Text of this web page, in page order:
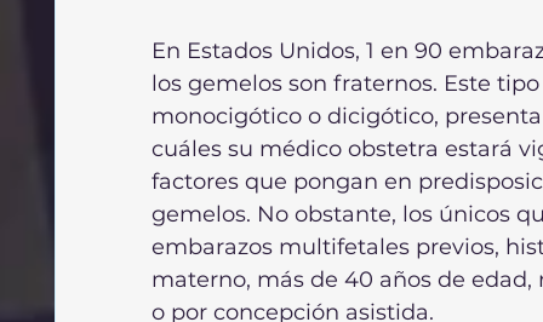
En Estados Unidos, 1 en 90
los gemelos son fraternos. Este
monocigótico o dicigótico,
cuáles su médico obstetra estará
factores que pongan en
gemelos. No obstante, los únicos
embarazos multifetales previos,
materno, más de 40 años de
o por concepción asistida.